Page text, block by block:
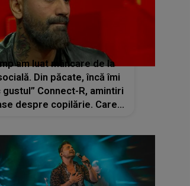
am luat mâncare de la
Din păcate, încă îmi
Connect-R, amintiri
despre copilărie. Care